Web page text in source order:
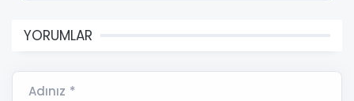
YORUMLAR
Adınız *